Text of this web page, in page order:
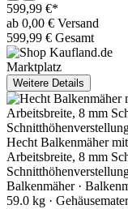
599,99 €*
ab 0,00 € Versand
599,99 € Gesamt
Marktplatz
Weitere Details
Hecht Balkenmäher
Arbeitsbreite, 8 mm
Balkenmäher ·
59.0 kg ·